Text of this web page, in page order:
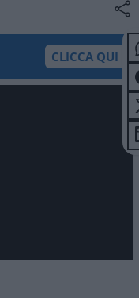
CLICCA QUI